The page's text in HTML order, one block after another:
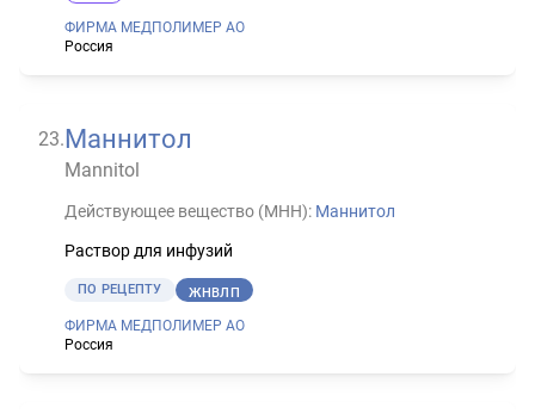
ФИРМА МЕДПОЛИМЕР АО
Россия
23.Маннитол
Mannitol
Действующее вещество (МНН): Маннитол
Раствор для инфузий
ПО РЕЦЕПТУ ЖНВЛП
ФИРМА МЕДПОЛИМЕР АО
Россия